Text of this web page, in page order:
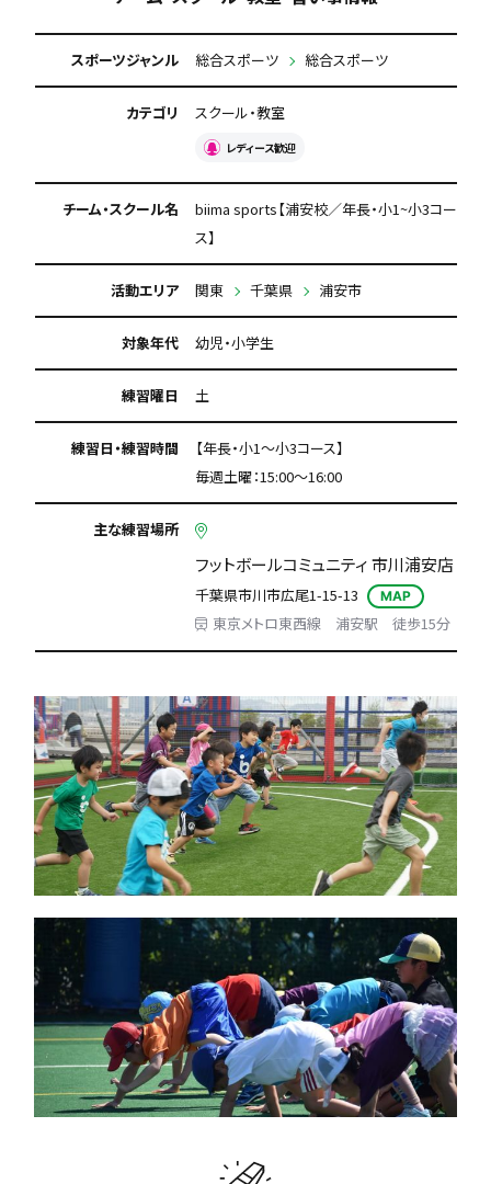
スポーツジャンル 総合スポーツ 総合スポーツ
カテゴリ スクール・教室
レディース歓迎
チーム・スクール名
biima sports【浦安校／年長・小1~小3コー
ス】
活動エリア 関東 千葉県 浦安市
対象年代 幼児・小学生
練習曜日 土
練習日・練習時間
【年長・小1～小3コース】
毎週土曜：15:00〜16:00
主な練習場所
フットボールコミュニティ 市川浦安店
千葉県市川市広尾1-15-13 MAP
東京メトロ東西線 浦安駅 徒歩15分